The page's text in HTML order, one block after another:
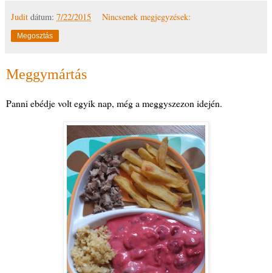
Judit dátum: 7/22/2015 Nincsenek megjegyzések:
Megosztás
Meggymártás
Panni ebédje volt egyik nap, még a meggyszezon idején.